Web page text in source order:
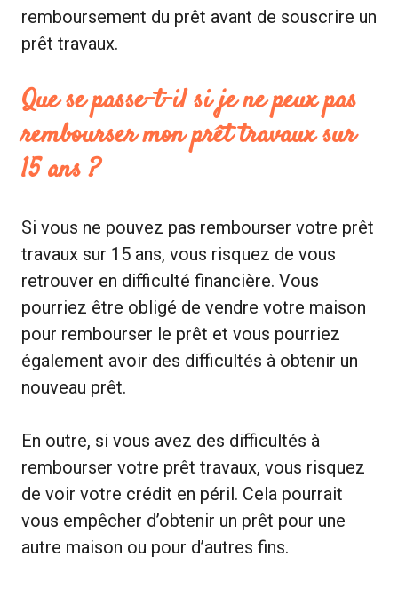
remboursement du prêt avant de souscrire un
prêt travaux.
Que se passe-t-il si je ne peux pas
rembourser mon prêt travaux sur
15 ans ?
Si vous ne pouvez pas rembourser votre prêt
travaux sur 15 ans, vous risquez de vous
retrouver en difficulté financière. Vous
pourriez être obligé de vendre votre maison
pour rembourser le prêt et vous pourriez
également avoir des difficultés à obtenir un
nouveau prêt.
En outre, si vous avez des difficultés à
rembourser votre prêt travaux, vous risquez
de voir votre crédit en péril. Cela pourrait
vous empêcher d’obtenir un prêt pour une
autre maison ou pour d’autres fins.